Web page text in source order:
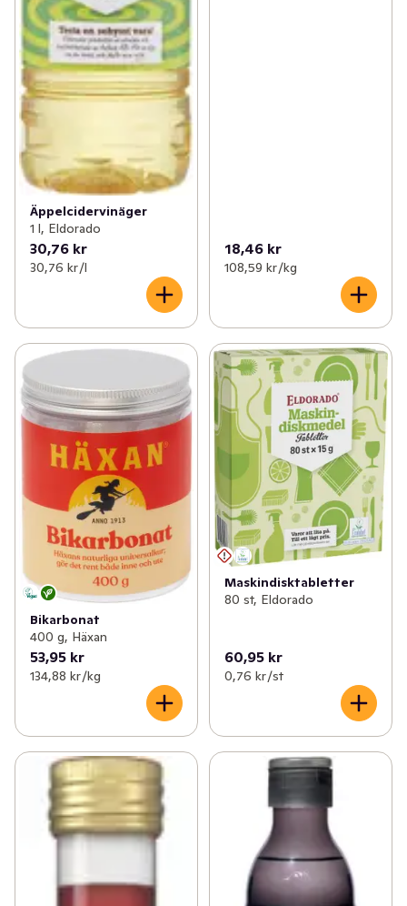
Äppelcidervinäger
1 l, Eldorado
30,76 kr
30,76 kr /l
18,46 kr
108,59 kr /kg
Bikarbonat
400 g, Häxan
53,95 kr
134,88 kr /kg
Maskindisktabletter
80 st, Eldorado
60,95 kr
0,76 kr /st